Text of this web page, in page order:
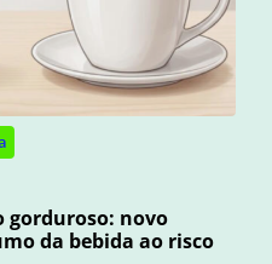
gorduroso: novo
da bebida ao risco